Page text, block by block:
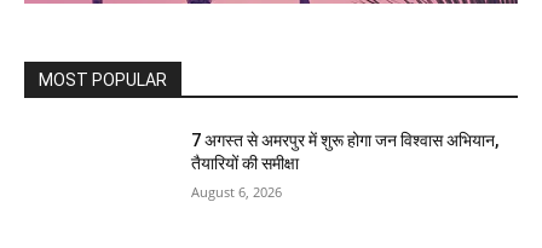
MOST POPULAR
7 अगस्त से अमरपुर में शुरू होगा जन विश्वास अभियान,
तैयारियों की समीक्षा
August 6, 2026